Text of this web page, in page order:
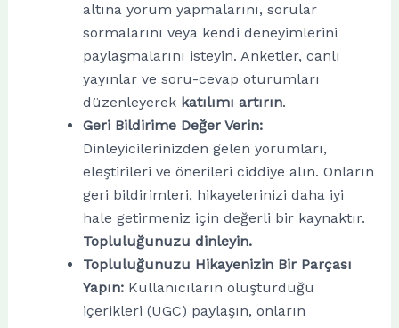
altına yorum yapmalarını, sorular
sormalarını veya kendi deneyimlerini
paylaşmalarını isteyin. Anketler, canlı
yayınlar ve soru-cevap oturumları
düzenleyerek katılımı artırın.
Geri Bildirime Değer Verin:
Dinleyicilerinizden gelen yorumları,
eleştirileri ve önerileri ciddiye alın. Onların
geri bildirimleri, hikayelerinizi daha iyi
hale getirmeniz için değerli bir kaynaktır.
Topluluğunuzu dinleyin.
Topluluğunuzu Hikayenizin Bir Parçası
Yapın:Kullanıcıların oluşturduğu
içerikleri (UGC) paylaşın, onların